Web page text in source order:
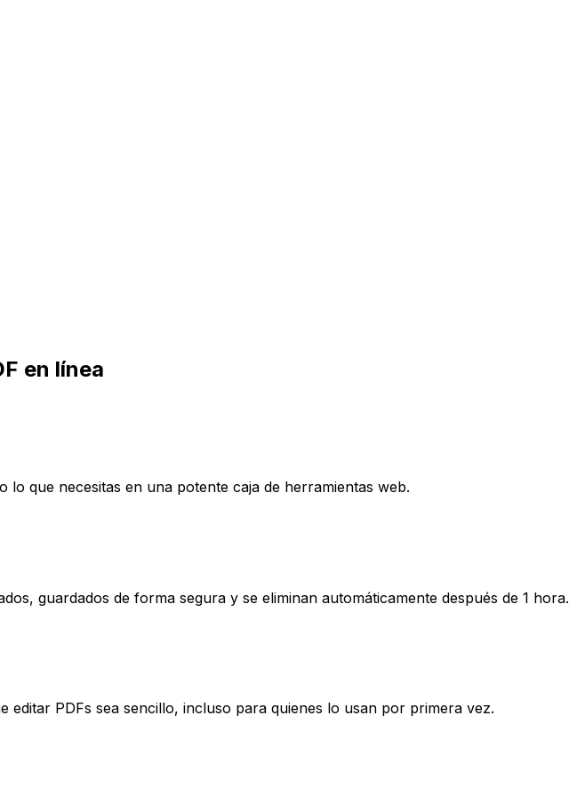
en línea
lo que necesitas en una potente caja de herramientas web.
guardados de forma segura y se eliminan automáticamente después de 1 hora.
editar PDFs sea sencillo, incluso para quienes lo usan por primera vez.